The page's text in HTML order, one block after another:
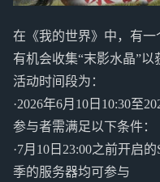
在《我的世界》中，有
有机会收集“末影水晶”以
活动时间段为：
·2026年6月10日10:30至
参与者需满足以下条件：
·7月10日23:00之前开启
季的服务器均可参与